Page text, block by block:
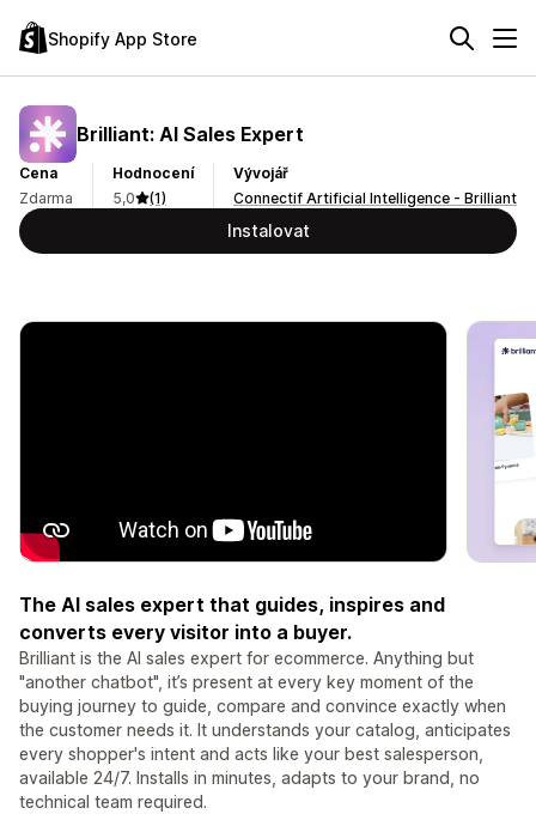
Shopify App Store
Brilliant: AI Sales Expert
Cena
Zdarma
Hodnocení
5,0
(1)
Vývojář
Connectif Artificial Intelligence - Brilliant
Instalovat
The AI sales expert that guides, inspires and
converts every visitor into a buyer.
Brilliant is the AI sales expert for ecommerce. Anything but
"another chatbot", it’s present at every key moment of the
buying journey to guide, compare and convince exactly when
the customer needs it. It understands your catalog, anticipates
every shopper's intent and acts like your best salesperson,
available 24/7. Installs in minutes, adapts to your brand, no
technical team required.